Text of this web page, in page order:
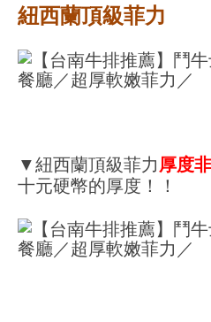
紐西蘭頂級菲力
▼紐西蘭頂級菲力 厚度
十元硬幣的厚度！！